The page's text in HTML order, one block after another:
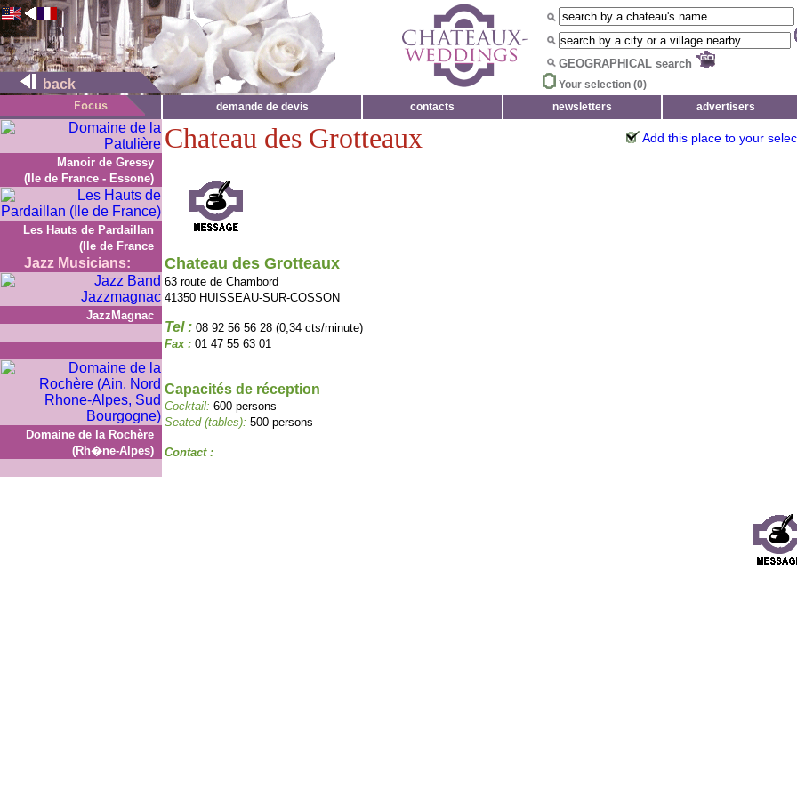
back
GEOGRAPHICAL search
Your selection (0)
demande de devis
contacts newsletters advertisers
Manoir de Gressy
(Ile de France - Essone)
Les Hauts de Pardaillan
(Ile de France
Jazz Musicians:
JazzMagnac
Domaine de la Rochère
(Rh�ne-Alpes)
Chateau des Grotteaux Add this place to your
Chateau des Grotteaux
63 route de Chambord
41350 HUISSEAU-SUR-COSSON
Tel : 08 92 56 56 28 (0,34 cts/minute)
Fax : 01 47 55 63 01
Capacités de réception
Cocktail: 600 persons
Seated (tables): 500 persons
Contact :